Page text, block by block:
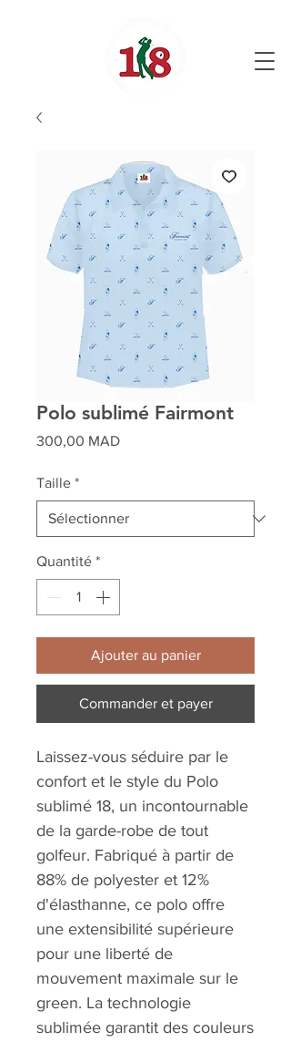
Polo sublimé Fairmont
300,00 MADPrix
Taille *
Quantité *
Ajouter au panier
Commander et payer
Laissez-vous séduire par le
confort et le style du Polo
sublimé 18, un incontournable
de la garde-robe de tout
golfeur. Fabriqué à partir de
88% de polyester et 12%
d'élasthanne, ce polo offre
une extensibilité supérieure
pour une liberté de
mouvement maximale sur le
green. La technologie
sublimée garantit des couleurs